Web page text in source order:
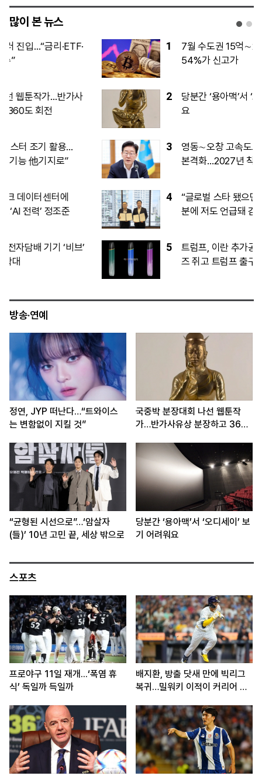
많이 본 뉴스
1
7월 수도권 15억∼20억원대 아파트 거래
2
당분간 ‘용아맥’서 ‘오디세이’ 보기 어려워
요
3
영동∼오창 고속도로, ‘환경평가 완료’로
본격화…2027년 착공, 2032년 완공
4
“글로벌 스타 됐으면”…이선민 “리센느 덕
분에 저도 언급돼 감격”
5
트럼프, 이란 추가공습 유보...이란, 호르무
즈 쥐고 트럼프 출구전략 압박
방송·연예
정연, JYP 떠난다…“트와이스
는 변함없이 지킬 것”
국중박 분장대회 나선 웹툰작
가…반가사유상 분장하고 360
“균형된 시선으로”…‘암살자
(들)’ 10년 고민 끝, 세상 밖으로
당분간 ‘용아맥’서 ‘오디세이’ 보
기 어려워요
스포츠
프로야구 11일 재개...‘폭염 휴
식’ 독일까 득일까
배지환, 방출 닷새 만에 빅리그
복귀…밀워키 이적이 커리어 분